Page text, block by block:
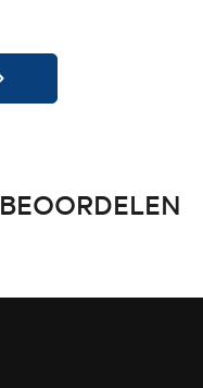
BEOORDELEN